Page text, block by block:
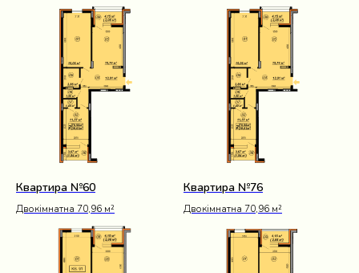
Квартира №60
Двокімнатна 70,96 м²
Квартира №76
Двокімнатна 70,96 м²